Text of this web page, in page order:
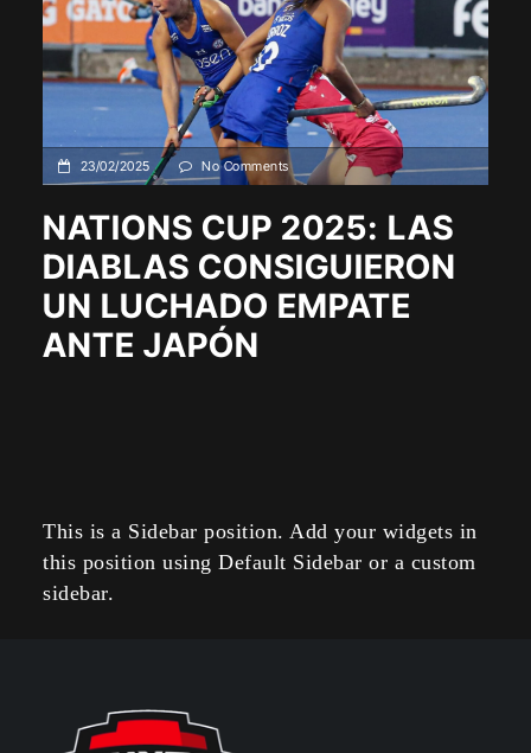
23/02/2025 No Comments
NATIONS CUP 2025: LAS
DIABLAS CONSIGUIERON
UN LUCHADO EMPATE
ANTE JAPÓN
This is a Sidebar position. Add your widgets in
this position using Default Sidebar or a custom
sidebar.